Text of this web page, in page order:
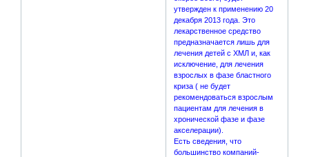
утвержден к применению 20
декабря 2013 года. Это
лекарственное средство
предназначается лишь для
лечения детей с ХМЛ и, как
исключение, для лечения
взрослых в фазе бластного
криза ( не будет
рекомендоваться взрослым
пациентам для лечения в
хронической фазе и фазе
акселерации).
Есть сведения, что
большинство компаний-